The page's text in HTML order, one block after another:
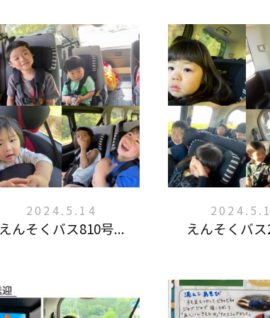
2024.5.14
えんそくバス810号... えんそくバ